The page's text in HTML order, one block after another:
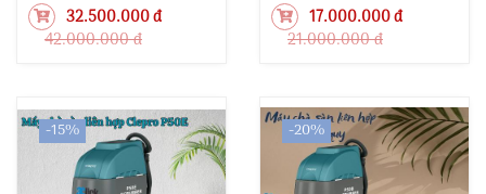
32.500.000 đ
42.000.000 đ
17.000.000 đ
21.000.000 đ
-15% -20%